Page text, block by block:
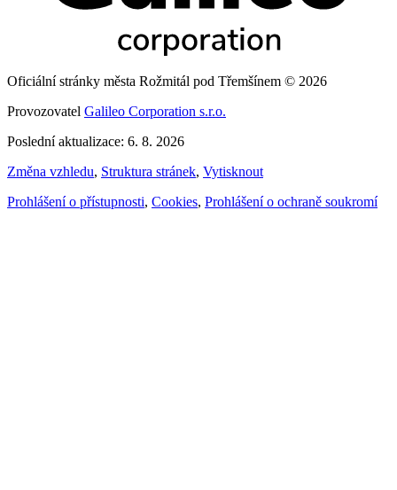
Oficiální stránky města Rožmitál pod Třemšínem © 2026
Provozovatel Galileo Corporation s.r.o.
Poslední aktualizace: 6. 8. 2026
Změna vzhledu, Struktura stránek, Vytisknout
Prohlášení o přístupnosti, Cookies, Prohlášení o ochraně soukromí